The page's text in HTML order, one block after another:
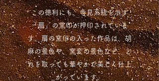
この徳利にも、寺見系統を示す
「扇」の窯印が押印されていま
す。扇の窯印の入った作品は、胡
麻の景色や、窯変の景色など、ど
れを取っても華やかで美しく仕上
がっています。